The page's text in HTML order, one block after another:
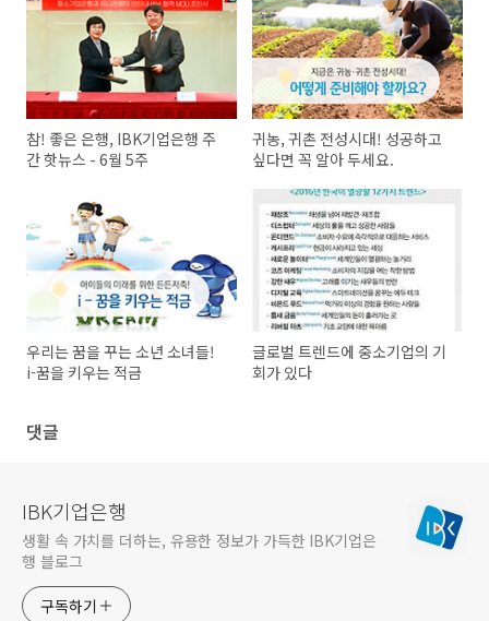
참! 좋은 은행, IBK기업은행 주
간 핫뉴스 - 6월 5주
귀농, 귀촌 전성시대! 성공하고
싶다면 꼭 알아 두세요.
우리는 꿈을 꾸는 소년 소녀들!
i-꿈을 키우는 적금
글로벌 트렌드에 중소기업의 기
회가 있다
댓글
IBK기업은행
생활 속 가치를 더하는, 유용한 정보가 가득한 IBK기업은
행 블로그
구독하기